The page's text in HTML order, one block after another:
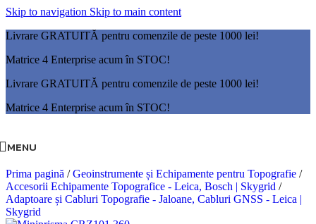
Skip to navigation Skip to main content
Livrare GRATUITĂ pentru comenzile de peste 1000 lei!
Matrice 4 Enterprise acum în STOC!
Livrare GRATUITĂ pentru comenzile de peste 1000 lei!
Matrice 4 Enterprise acum în STOC!
MENU
Prima pagină / Geoinstrumente și Echipamente pentru Topografie /
Accesorii Echipamente Topografice - Leica, Bosch | Skygrid /
Adaptoare și Cabluri Topografie - Jaloane, Cabluri GNSS - Leica |
Skygrid